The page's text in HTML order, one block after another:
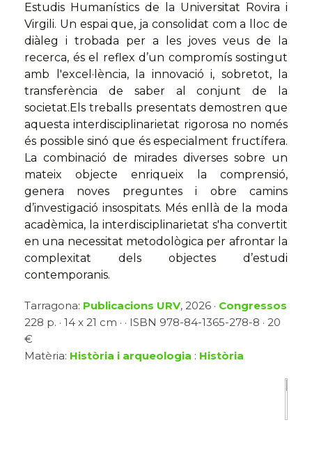
Estudis Humanístics de la Universitat Rovira i
Virgili. Un espai que, ja consolidat com a lloc de
diàleg i trobada per a les joves veus de la
recerca, és el reflex d’un compromís sostingut
amb l'excel·lència, la innovació i, sobretot, la
transferència de saber al conjunt de la
societat.Els treballs presentats demostren que
aquesta interdisciplinarietat rigorosa no només
és possible sinó que és especialment fructífera.
La combinació de mirades diverses sobre un
mateix objecte enriqueix la comprensió,
genera noves preguntes i obre camins
d’investigació insospitats. Més enllà de la moda
acadèmica, la interdisciplinarietat s'ha convertit
en una necessitat metodològica per afrontar la
complexitat dels objectes d’estudi
contemporanis.
Tarragona: Publicacions URV, 2026 · Congressos
228 p. · 14 x 21 cm · · ISBN 978-84-1365-278-8 · 20
€
Matèria: Història i arqueologia : Història